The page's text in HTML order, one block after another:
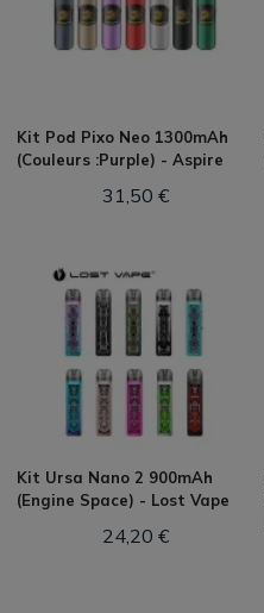
Kit Pod Pixo Neo 1300mAh
(Couleurs :Purple) - Aspire
31,50 €
Kit Ursa Nano 2 900mAh
(Engine Space) - Lost Vape
24,20 €